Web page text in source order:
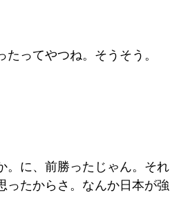
ってやつね。そうそう。
。に、前勝ったじゃん。それ
ったからさ。なんか日本が強